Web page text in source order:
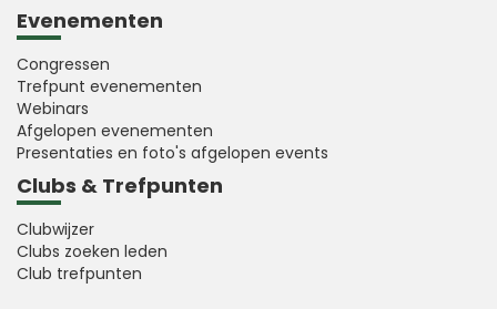
Evenementen
Congressen
Trefpunt evenementen
Webinars
Afgelopen evenementen
Presentaties en foto's afgelopen events
Clubs & Trefpunten
Clubwijzer
Clubs zoeken leden
Club trefpunten